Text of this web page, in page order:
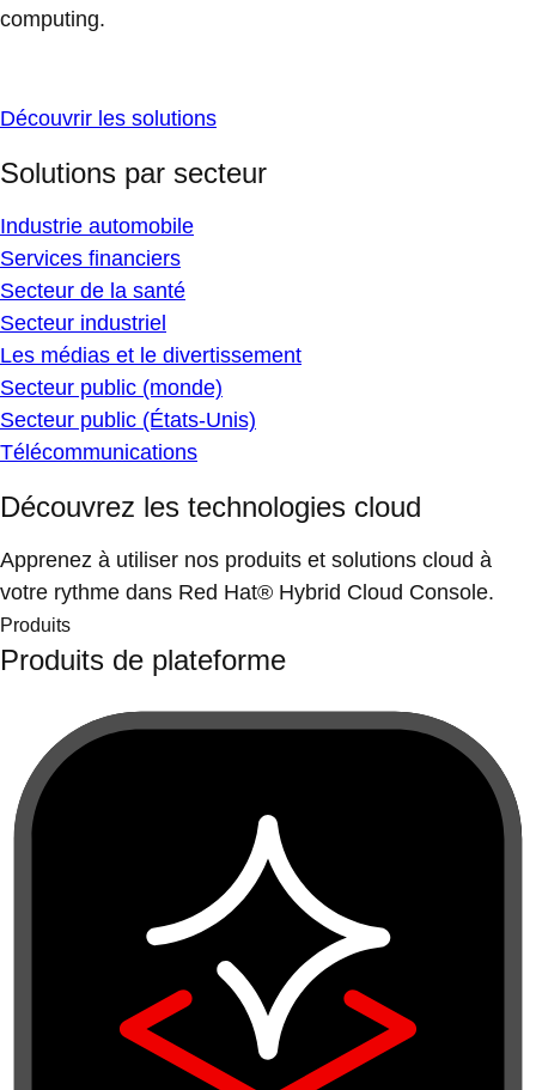
computing.
Découvrir les solutions
Solutions par secteur
Industrie automobile
Services financiers
Secteur de la santé
Secteur industriel
Les médias et le divertissement
Secteur public (monde)
Secteur public (États-Unis)
Télécommunications
Découvrez les technologies cloud
Apprenez à utiliser nos produits et solutions cloud à
votre rythme dans Red Hat® Hybrid Cloud Console.
Produits
Produits de plateforme